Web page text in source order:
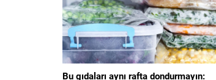
Bu gıdaları aynı rafta dondurmayın: